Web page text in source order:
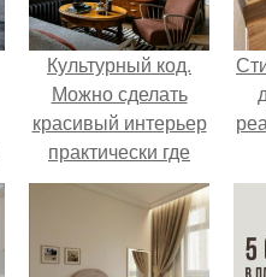
Культурный код.
Можно сделать
красивый интерьер
практически где
угодно.